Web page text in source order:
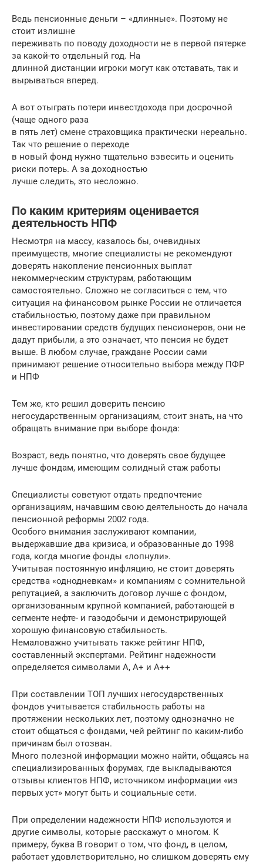
Ведь пенсионные деньги – «длинные». Поэтому не
стоит излишне
переживать по поводу доходности не в первой пятерке
за какой-то отдельный год. На
длинной дистанции игроки могут как отставать, так и
вырываться вперед.
А вот отыграть потери инвестдохода при досрочной
(чаще одного раза
в пять лет) смене страховщика практически нереально.
Так что решение о переходе
в новый фонд нужно тщательно взвесить и оценить
риски потерь. А за доходностью
лучше следить, это несложно.
По каким критериям оценивается
деятельность НПФ
Несмотря на массу, казалось бы, очевидных
преимуществ, многие специалисты не рекомендуют
доверять накопление пенсионных выплат
некоммерческим структурам, работающим
самостоятельно. Сложно не согласиться с тем, что
ситуация на финансовом рынке России не отличается
стабильностью, поэтому даже при правильном
инвестировании средств будущих пенсионеров, они не
дадут прибыли, а это означает, что пенсия не будет
выше. В любом случае, граждане России сами
принимают решение относительно выбора между ПФР
и НПФ
Тем же, кто решил доверить пенсию
негосударственным организациям, стоит знать, на что
обращать внимание при выборе фонда:
Возраст, ведь понятно, что доверять свое будущее
лучше фондам, имеющим солидный стаж работы
Специалисты советуют отдать предпочтение
организациям, начавшим свою деятельность до начала
пенсионной реформы 2002 года.
Особого внимания заслуживают компании,
выдержавшие два кризиса, и образованные до 1998
года, когда многие фонды «лопнули».
Учитывая постоянную инфляцию, не стоит доверять
средства «однодневкам» и компаниям с сомнительной
репутацией, а заключить договор лучше с фондом,
организованным крупной компанией, работающей в
сегменте нефте- и газодобычи и демонстрирующей
хорошую финансовую стабильность.
Немаловажно учитывать также рейтинг НПФ,
составленный экспертами. Рейтинг надежности
определяется символами A, A+ и A++
При составлении ТОП лучших негосударственных
фондов учитывается стабильность работы на
протяжении нескольких лет, поэтому однозначно не
стоит общаться с фондами, чей рейтинг по каким-либо
причинам был отозван.
Много полезной информации можно найти, общаясь на
специализированных форумах, где выкладываются
отзывы клиентов НПФ, источником информации «из
первых уст» могут быть и социальные сети.
При определении надежности НПФ используются и
другие символы, которые расскажут о многом. К
примеру, буква B говорит о том, что фонд, в целом,
работает удовлетворительно, но слишком доверять ему